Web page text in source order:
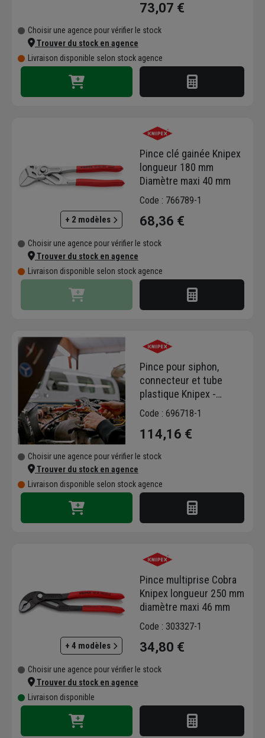
un assemblage sans jeu. Knipex innove sans
meilleures, en alliage d'aciers sélectionnés et
laminés, pour répondre à de fortes exigences
de qualité et à des tolérances strictes.
Découvrez notre sélection de pinces qui
rendront votre travail plus facile, plus rapide,
73,07 €
Choisir une agence pour vérifier le stock
Trouver du stock en agence
Livraison disponible selon stock agence
+ 2 modèles
Pince clé gainée Knipex
longueur 180 mm
Diamètre maxi 40 mm
Code : 766789-1
68,36 €
Choisir une agence pour vérifier le stock
Trouver du stock en agence
Livraison disponible selon stock agence
Pince pour siphon,
connecteur et tube
plastique Knipex -
Poignées gainées -
Code : 696718-1
114,16 €
Choisir une agence pour vérifier le stock
Trouver du stock en agence
Livraison disponible selon stock agence
+ 4 modèles
Pince multiprise Cobra
Knipex longueur 250 mm
diamètre maxi 46 mm
Code : 303327-1
34,80 €
Choisir une agence pour vérifier le stock
Trouver du stock en agence
Livraison disponible